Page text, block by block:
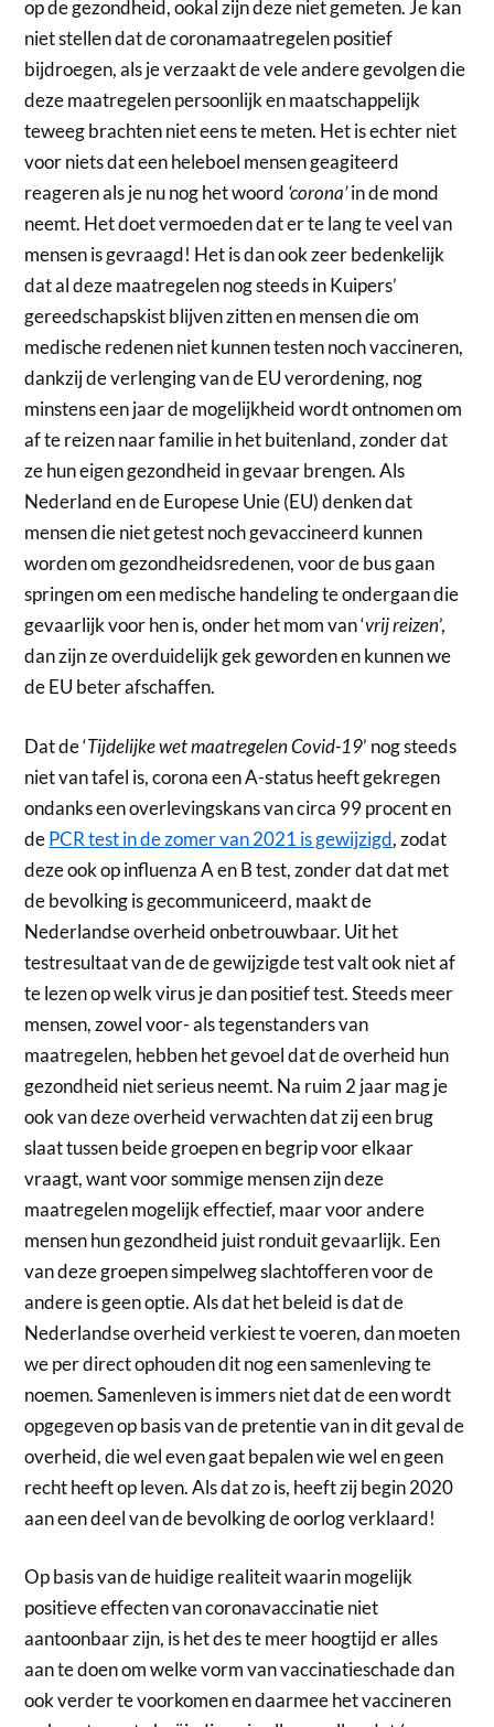
op de gezondheid, ookal zijn deze niet gemeten. Je kan
niet stellen dat de coronamaatregelen positief
bijdroegen, als je verzaakt de vele andere gevolgen die
deze maatregelen persoonlijk en maatschappelijk
teweeg brachten niet eens te meten. Het is echter niet
voor niets dat een heleboel mensen geagiteerd
reageren als je nu nog het woord ‘corona’in de mond
neemt. Het doet vermoeden dat er te lang te veel van
mensen is gevraagd! Het is dan ook zeer bedenkelijk
dat al deze maatregelen nog steeds in Kuipers’
gereedschapskist blijven zitten en mensen die om
medische redenen niet kunnen testen noch vaccineren,
dankzij de verlenging van de EU verordening, nog
minstens een jaar de mogelijkheid wordt ontnomen om
af te reizen naar familie in het buitenland, zonder dat
ze hun eigen gezondheid in gevaar brengen. Als
Nederland en de Europese Unie (EU) denken dat
mensen die niet getest noch gevaccineerd kunnen
worden om gezondheidsredenen, voor de bus gaan
springen om een medische handeling te ondergaan die
gevaarlijk voor hen is, onder het mom van ‘vrij reizen’,
dan zijn ze overduidelijk gek geworden en kunnen we
de EU beter afschaffen.
Dat de ‘Tijdelijke wet maatregelen Covid-19’ nog steeds
niet van tafel is, corona een A-status heeft gekregen
ondanks een overlevingskans van circa 99 procent en
dePCR test in de zomer van 2021 is gewijzigd, zodat
deze ook op influenza A en B test, zonder dat dat met
de bevolking is gecommuniceerd, maakt de
Nederlandse overheid onbetrouwbaar. Uit het
testresultaat van de de gewijzigde test valt ook niet af
te lezen op welk virus je dan positief test. Steeds meer
mensen, zowel voor- als tegenstanders van
maatregelen, hebben het gevoel dat de overheid hun
gezondheid niet serieus neemt. Na ruim 2 jaar mag je
ook van deze overheid verwachten dat zij een brug
slaat tussen beide groepen en begrip voor elkaar
vraagt, want voor sommige mensen zijn deze
maatregelen mogelijk effectief, maar voor andere
mensen hun gezondheid juist ronduit gevaarlijk. Een
van deze groepen simpelweg slachtofferen voor de
andere is geen optie. Als dat het beleid is dat de
Nederlandse overheid verkiest te voeren, dan moeten
we per direct ophouden dit nog een samenleving te
noemen. Samenleven is immers niet dat de een wordt
opgegeven op basis van de pretentie van in dit geval de
overheid, die wel even gaat bepalen wie wel en geen
recht heeft op leven. Als dat zo is, heeft zij begin 2020
aan een deel van de bevolking de oorlog verklaard!
Op basis van de huidige realiteit waarin mogelijk
positieve effecten van coronavaccinatie niet
aantoonbaar zijn, is het des te meer hoogtijd er alles
aan te doen om welke vorm van vaccinatieschade dan
ook verder te voorkomen en daarmee het vaccineren